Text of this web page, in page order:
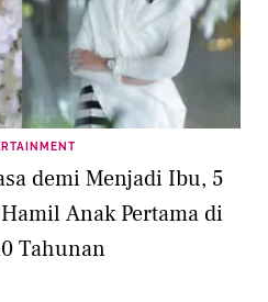
demi Menjadi Ibu, 5
Anak Pertama di
Tahunan